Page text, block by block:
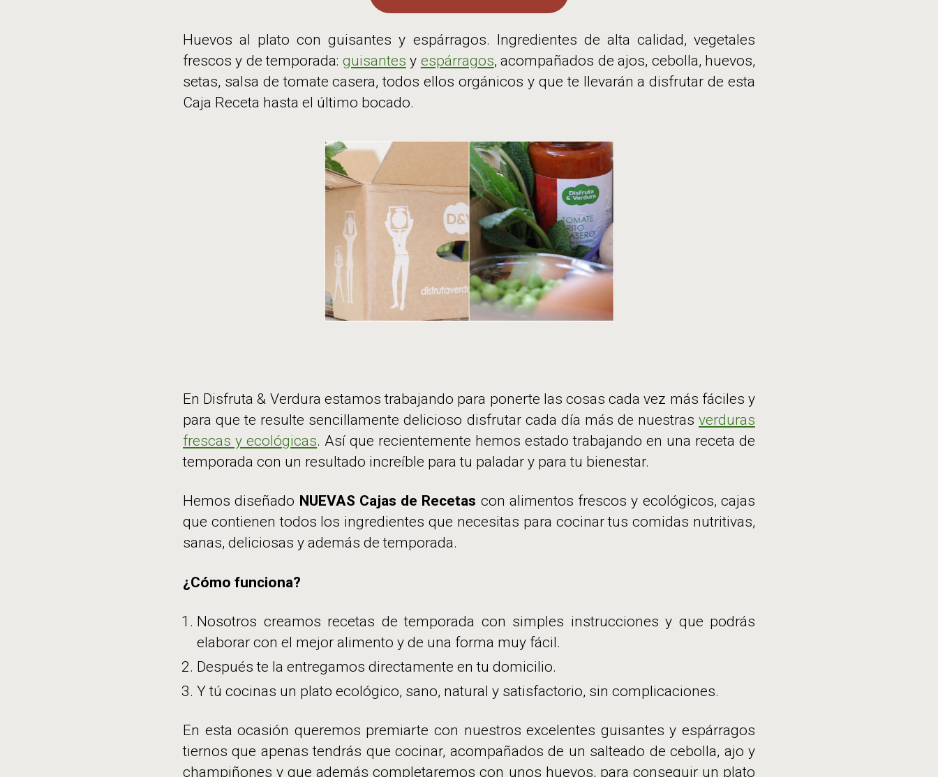
Huevos al plato con guisantes y espárragos. Ingredientes de alta calidad, vegetales
frescos y de temporada: guisantes y espárragos, acompañados de ajos, cebolla, huevos,
setas, salsa de tomate casera, todos ellos orgánicos y que te llevarán a disfrutar de esta
Caja Receta hasta el último bocado.
En Disfruta & Verdura estamos trabajando para ponerte las cosas cada vez más fáciles y
para que te resulte sencillamente delicioso disfrutar cada día más de nuestras verduras
frescas y ecológicas. Así que recientemente hemos estado trabajando en una receta de
temporada con un resultado increíble para tu paladar y para tu bienestar.
Hemos diseñado NUEVAS Cajas de Recetas con alimentos frescos y ecológicos, cajas
que contienen todos los ingredientes que necesitas para cocinar tus comidas nutritivas,
sanas, deliciosas y además de temporada.
¿Cómo funciona?
Nosotros creamos recetas de temporada con simples instrucciones y que podrás
elaborar con el mejor alimento y de una forma muy fácil.
Después te la entregamos directamente en tu domicilio.
Y tú cocinas un plato ecológico, sano, natural y satisfactorio, sin complicaciones.
En esta ocasión queremos premiarte con nuestros excelentes guisantes y espárragos
tiernos que apenas tendrás que cocinar, acompañados de un salteado de cebolla, ajo y
champiñones y que además completaremos con unos huevos, para conseguir un plato